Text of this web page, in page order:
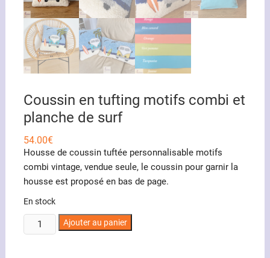
Coussin en tufting motifs combi et
planche de surf
54.00€
Housse de coussin tuftée personnalisable motifs
combi vintage, vendue seule, le coussin pour garnir la
housse est proposé en bas de page.
En stock
quantité
de
Ajouter au panier